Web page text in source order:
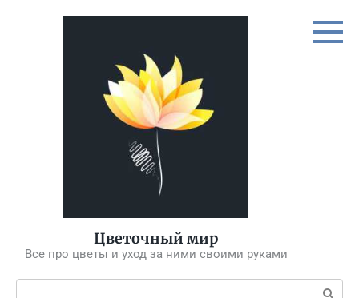
Цветочный мир
Все про цветы и уход за ними своими руками
Поиск: